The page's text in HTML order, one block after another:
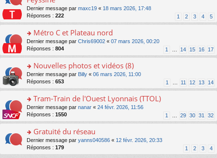
ré
c
e
lu
le
pl
u
s
ré
c
e
n
lu
le
pl
u
s
ré
c
s
s
a
g
e
n
o
n
lu
le
pl
u
ré
c
e
nt
ult
er
le
m
e
s
s
a
g
e
n
o
n
lu
le
pl
s
ré
c
Dernier message par maxc19 « 18 mars 2026, 17:48
Réponses : 222 1 2 3 4 5
o
n
s
ult
er
le
m
e
s
s
a
g
n
o
n
Métro C et Plateau nord
Dernier message par Chris69002 « 07 mars 2026, 00:20
Réponses : 804 1 14 15 16 17
o
n
s
ult
er
le
m
e
s
s
a
g
Nouvelles photos et vidéos (8)
Dernier message par Billy « 06 mars 2026, 11:00
Réponses : 653 1 11 12 13 14
o
n
s
ult
er
le
m
Tram-Train de l'Ouest Lyonnais (TTOL)
Dernier message par nanar « 24 févr. 2026, 11:56
Réponses : 1550 1 29 30 31 32
o
n
s
Gratuité du réseau
Dernier message par yanns040586 « 12 févr. 2026, 20:33
Réponses : 179 1 2 3 4